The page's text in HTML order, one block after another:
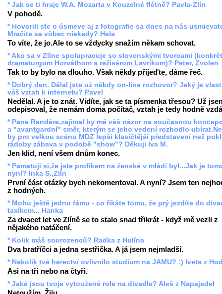
* Jak se ti hraje W.A. Mozarta v Kouzelné flétně? Pavla-Zlín
V pohodě.
* Hovorili ste o úsmeve aj z fotografie sa dnes na nás
Mračíte sa vôbec niekedy? Hela
To víte, že jo.Ale to se vždycky snažím někam schovat.
* Ako sa v Zlíne spolupracuje so slovenskými tvorcami
dramaturgom Horváthom a režisérom Lavríkom)? Peter, Zvolen
Tak to by bylo na dlouho. Však někdy přijeďte, dáme řeč.
* Dobrý den. Dělal jste už někdy on-line rozhovor? Jaký je
váš vztah k internetu? Pavel
Nedělal. A je to znát. Vidíte, jak se ta písmenka třesou? Už
odepisoval, že nemám doma počítač, vztah je tedy hodně
* Pane Randáre,zajímal by mě váš názor na současnou
a "avantgardní" směr, kterým se jeho vedení rozhodlo
by pro velkou scénu MDZ lepší klasičtější představení než
rádoby zábava v podobě "show"? Děkuji Iva M.
Jen klid, není všem dnům konec.
* Pamatuji si,že jste profíkem na ženské v mládí byl...Jak je
nyní? Inka S.,Zlín
První část otázky bych nekomentoval. A nyní? Jsem ten
z hodných.
* Mohu ještě jednu fámu - co říkáte tomu, že prý jezdíte do
taxíkem... Hanka
Za dvacet let ve Zlíně se to stalo snad třikrát - když mě vezli z
nějakého natáčení.
* Kolik máš sourozenců? Radka z Hulína
Dva bratříčci a jedna sestřička. A já jsem nejmladší.
* Nakolik tvé herectví ovlivnilo studium na JAMU? :) Iveta z
Asi na tři nebo na čtyři.
* Jaké jsou tvoje vytoužené role na divadle? Aleš z Napajedel